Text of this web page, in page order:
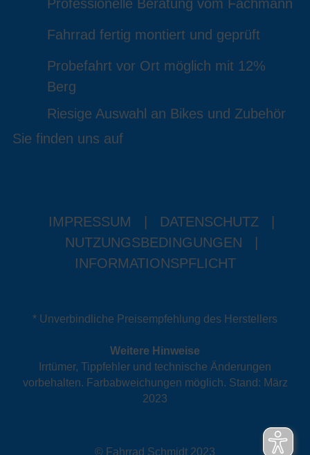
Professionelle Beratung vom Fachmann
Fahrrad fertig montiert und geprüft
Probefahrt vor Ort möglich mit 12%
Berg
Riesige Auswahl an Bikes und Zubehör
Sie finden uns auf
IMPRESSUM DATENSCHUTZ
NUTZUNGSBEDINGUNGEN
INFORMATIONSPFLICHT
* Unverbindliche Preisempfehlung des Herstellers
Weitere Hinweise
Irrtümer, Tippfehler und technische Änderungen
vorbehalten. Farbabweichungen möglich. Stand: März
2023
© Fahrrad Schmidt 2023